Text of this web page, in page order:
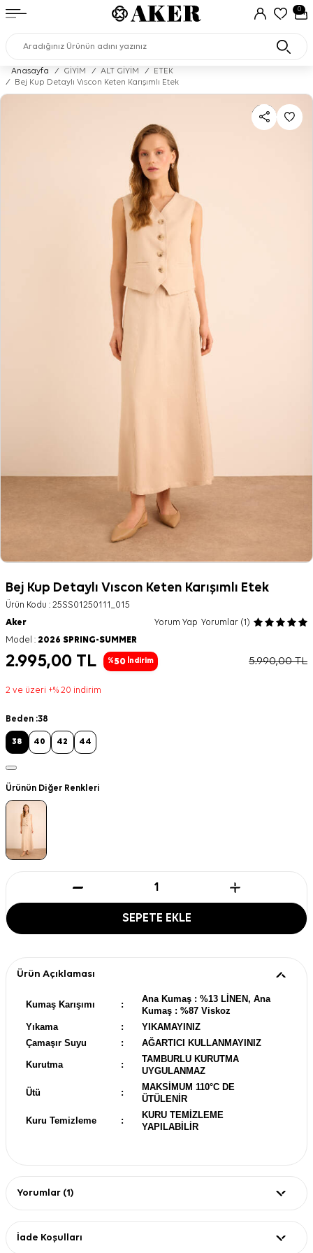
0
Anasayfa / GİYİM / ALT GİYİM /
ETEK
/
Bej Kup Detaylı Vıscon Keten Karışımlı Etek
Bej Kup Detaylı Vıscon Keten Karışımlı Etek
Ürün Kodu : 25SS01250111_015
Aker
Yorum Yap Yorumlar (1)
Model : 2026 SPRING-SUMMER
2.995,00 TL %50 İndirim 5.990,00TL
2 ve üzeri +% 20 indirim
Beden :38
38 40 42 44
Ürünün Diğer Renkleri
SEPETE EKLE
Ürün Açıklaması
Kumaş Karışımı :
Ana Kumaş : %13 LİNEN, Ana
Kumaş : %87 Viskoz
Yıkama
:
YIKAMAYINIZ
Çamaşır Suyu
: AĞARTICI KULLANMAYINIZ
Kurutma :
TAMBURLU KURUTMA
UYGULANMAZ
Ütü :
MAKSİMUM 110°C DE
ÜTÜLENİR
Kuru Temizleme :
KURU TEMİZLEME
YAPILABİLİR
Yorumlar (1)
İade Koşulları